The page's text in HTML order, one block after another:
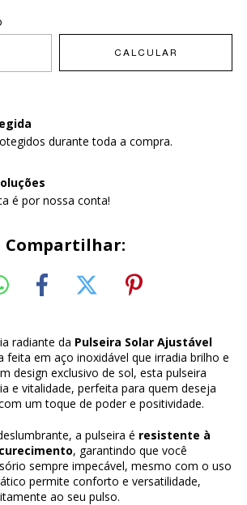
CALCULAR
durante toda a compra.
é por nossa conta!
Compartilhar:
radiante da Pulseira Solar Ajustável
feita em aço inoxidável que irradia brilho e
design exclusivo de sol, esta pulseira
e vitalidade, perfeita para quem deseja
um toque de poder e positividade.
a pulseira é resistente à
, garantindo que você
sempre impecável, mesmo com o uso
permite conforto e versatilidade,
ao seu pulso.